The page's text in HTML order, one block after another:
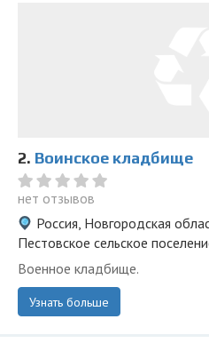
2. Воинское кладбище
нет отзывов
Россия, Новгородская
Пестовское сельское
Военное кладбище.
Узнать больше